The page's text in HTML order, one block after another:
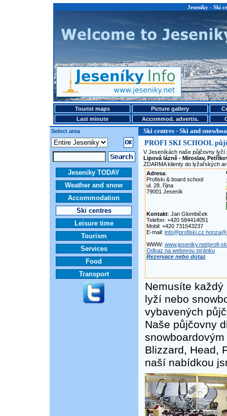
Jeseniky - Ski
Tourist maps Picture gallery
Last minute
Accommod. advertis.
Select area
Ski centres - Ski and
Jeseniky TODAY
Weather and snow
Accommodation
Ski centres
Leisure time
Tourism
Services
Food
Transport
PROFI SKI SCHOOL
V Jeseníkách naše půjčovny
Lipová lázně - Miroslav,
ZDARMA klienty do lyžařských
Adresa:
Profiski & board school
ul. 28. října
79001 Jeseník
Kontakt: Jan Glombiček
Telefon: +420 584414051
Mobil: +420 731543237
E-mail: info@profiski.cz
WWW: www.jeseniky.net/profi-
Odkaz na webovou stránku
Rezervace nebo dotaz
Nemusíte
lyží nebo
vybavených
Naše půjčovny
Blizzard, Head,
naší nabídkou